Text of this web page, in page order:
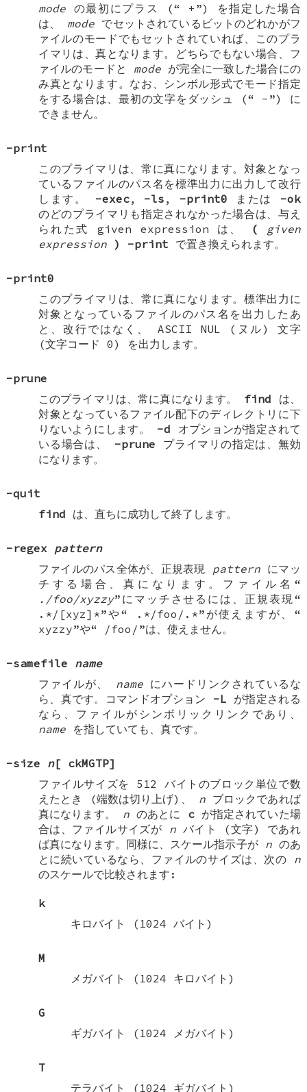
modeの最初にプラス (“ + ”) を指定した場合
は、 mode でセットされているビットのどれかがフ
ァイルのモードでもセットされていれば、このプラ
イマリは、真となります。どちらでもない場合、フ
ァイルのモードと mode が完全に一致した場合にの
み真となります。なお、シンボル形式でモード指定
をする場合は、最初の文字をダッシュ (“ - ”) に
できません。
-print
このプライマリは、常に真になります。対象となっ
ているファイルのパス名を標準出力に出力して改行
します。 -exec, -ls , -print0 または -ok
のどのプライマリも指定されなかった場合は、与え
られた式 given expression は、
(
given
expression ) -print で置き換えられます。
-print0
このプライマリは、常に真になります。標準出力に
対象となっているファイルのパス名を出力したあ
と、改行ではなく、 ASCII NUL (ヌル) 文字
(文字コード 0) を出力します。
-prune
このプライマリは、常に真になります。 find は、
対象となっているファイル配下のディレクトリに下
りないようにします。 -d オプションが指定されて
いる場合は、 -prune プライマリの指定は、無効
になります。
-quit
find は、直ちに成功して終了します。
-regex pattern
ファイルのパス全体が、正規表現 patternにマッ
チする場合、真になります。ファイル名“
./foo/xyzzy”にマッチさせるには、正規表現“
.*/[xyz]*”や“ .*/foo/.*”が使えますが、“
xyzzy”や“ /foo/ ”は、使えません。
-samefile name
ファイルが、 nameにハードリンクされているな
ら、真です。コマンドオプション -L が指定される
なら、ファイルがシンボリックリンクであり、
nameを指していても、真です。
-size n[ ckMGTP]
ファイルサイズを 512 バイトのブロック単位で数
えたとき (端数は切り上げ)、 nブロックであれば
真になります。 nのあとに cが指定されていた場
合は、ファイルサイズが nバイト (文字) であれ
ば真になります。同様に、スケール指示子が nのあ
とに続いているなら、ファイルのサイズは、次の n
のスケールで比較されます:
k
キロバイト (1024 バイト)
M
メガバイト (1024 キロバイト)
G
ギガバイト (1024 メガバイト)
T
テラバイト (1024 ギガバイト)